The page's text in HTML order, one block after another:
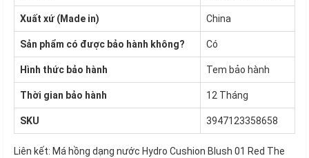
Xuất xứ (Made in) China
Sản phẩm có được bảo hành không? Có
Hình thức bảo hành Tem bảo hành
Thời gian bảo hành 12 Tháng
SKU 3947123358658
Liên kết: Má hồng dạng nước Hydro Cushion Blush 01 Red The